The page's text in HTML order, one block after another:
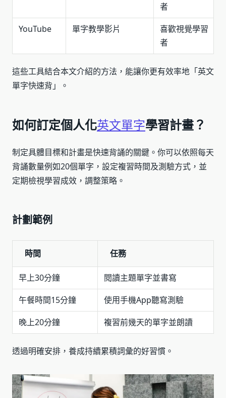
者
YouTube
單字教學影片
喜歡視覺學習
者
這些工具結合本文介紹的方法，能讓你更有效率地「英文
單字快速背」。
如何訂定個人化英文單字學習計畫？
制定具體目標和計畫是快速背誦的關鍵。你可以依照每天
背誦數量例如20個單字，設定複習時間及測驗方式，並
定期檢視學習成效，調整策略。
計劃範例
時間 任務
早上30分鐘
閱讀主題單字並書寫
午餐時間15分鐘
使用手機App聽寫測驗
晚上20分鐘
複習前幾天的單字並朗讀
透過明確安排，養成持續累積詞彙的好習慣。